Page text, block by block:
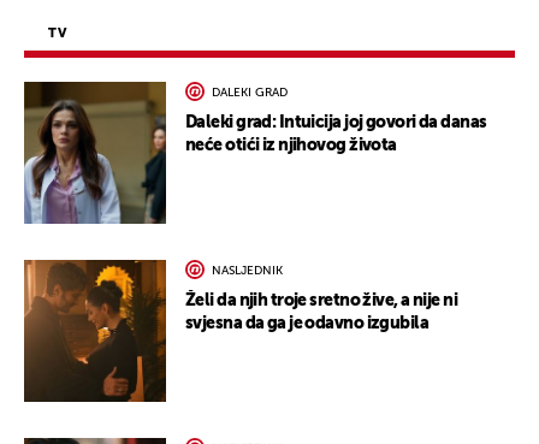
TV
DALEKI GRAD
Daleki grad: Intuicija joj govori da danas
neće otići iz njihovog života
NASLJEDNIK
Želi da njih troje sretno žive, a nije ni
svjesna da ga je odavno izgubila